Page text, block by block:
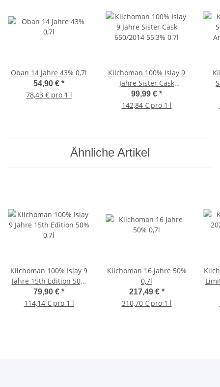
Oban 14 Jahre 43% 0,7l
54,90 € *
78,43 € pro 1 l
Kilchoman 100% Islay 9
Jahre Sister Cask
650/2014 55,3% 0,7l
99,99 € *
142,84 € pro 1 l
Ähnliche Artikel
Kilchoman 100% Islay 9
Jahre 15th Edition 50%
0,7l
79,90 € *
114,14 € pro 1 l
Kilchoman 16 Jahre 50%
0,7l
217,49 € *
310,70 € pro 1 l